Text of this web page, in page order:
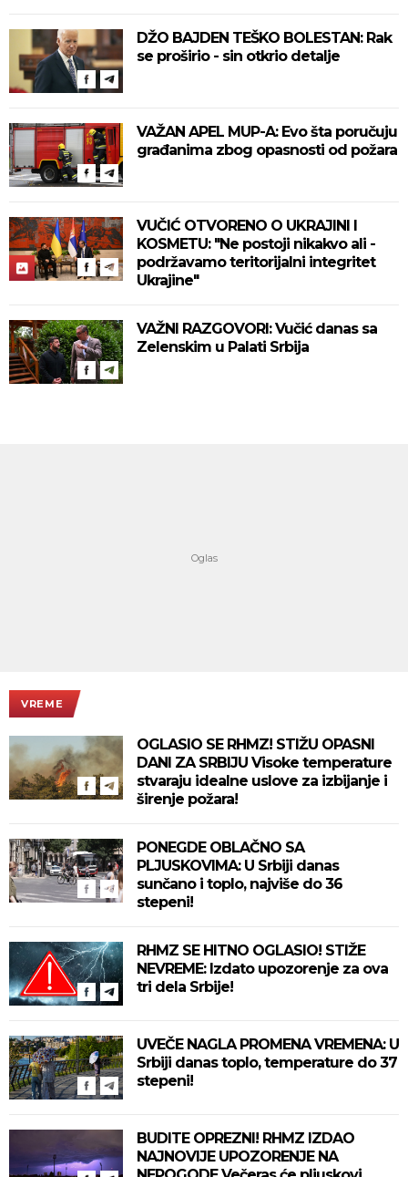
DŽO BAJDEN TEŠKO BOLESTAN: Rak
se proširio - sin otkrio detalje
VAŽAN APEL MUP-A: Evo šta poručuju
građanima zbog opasnosti od požara
VUČIĆ OTVORENO O UKRAJINI I
KOSMETU: "Ne postoji nikakvo ali -
podržavamo teritorijalni integritet
Ukrajine"
VAŽNI RAZGOVORI: Vučić danas sa
Zelenskim u Palati Srbija
VREME
OGLASIO SE RHMZ! STIŽU OPASNI
DANI ZA SRBIJU Visoke temperature
stvaraju idealne uslove za izbijanje i
širenje požara!
PONEGDE OBLAČNO SA
PLJUSKOVIMA: U Srbiji danas
sunčano i toplo, najviše do 36
stepeni!
RHMZ SE HITNO OGLASIO! STIŽE
NEVREME: Izdato upozorenje za ova
tri dela Srbije!
UVEČE NAGLA PROMENA VREMENA: U
Srbiji danas toplo, temperature do 37
stepeni!
BUDITE OPREZNI! RHMZ IZDAO
NAJNOVIJE UPOZORENJE NA